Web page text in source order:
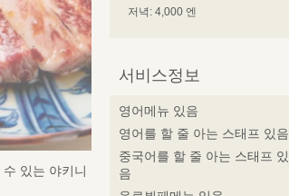
있는 야키니
저녁: 4,000 엔
서비스정보
영어메뉴 있음
영어를 할 줄 아는 스태프 있음
중국어를 할 줄 아는 스태프 있
음